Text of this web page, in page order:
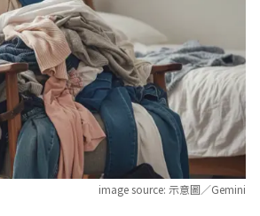
image source: 示意圖／Gemini